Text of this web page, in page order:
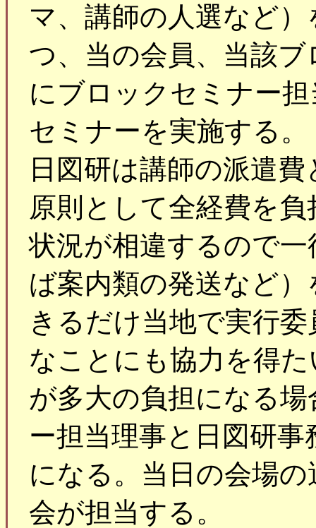
マ、講師の人選など
つ、当の会員、当該
にブロックセミナー
セミナーを実施する。
日図研は講師の派遣
原則として全経費を
状況が相違するので
ば案内類の発送など
きるだけ当地で実行
なことにも協力を得
が多大の負担になる
ー担当理事と日図研
になる。当日の会場
会が担当する。